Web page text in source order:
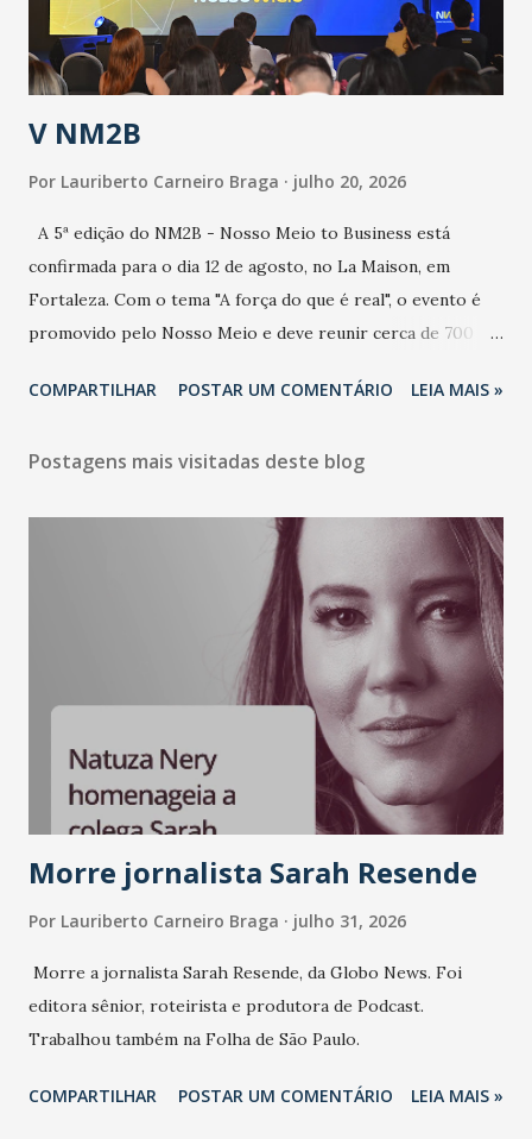
contaminação alta, podendo gerar um grande risco à
população e ao sistema de saúde. “Precisamos saber fazer a
estratificação do risco da doença, para não so...
V NM2B
Por Lauriberto Carneiro Braga julho 20, 2026
A 5ª edição do NM2B - Nosso Meio to Business está
confirmada para o dia 12 de agosto, no La Maison, em
Fortaleza. Com o tema "A força do que é real", o evento é
promovido pelo Nosso Meio e deve reunir cerca de 700
e lideranças do Mercado Nacional. Desde 2022, o NM2B
de negócios do Nordeste, reunindo profissionais de marcas
LinkedIn, VISA, Grupo 3corações, TikTok e M. Dias Branco.
A nova edição chega em um momento em que autenticidade
e consistência ganham peso nas conversas sobre marca,
liderança e estratégia. - Vivemos um momento em que todo
mundo fala muito e poucos entregam de verdade. O NM2B
sempre existiu para dar palco a quem constrói com
consistência, e nesta edição isso fica ainda mais claro.
Vamos reforçar que ser genuíno sustenta a confiança entre
marcas, pessoas e mercado", afirma Tamires So...
COMPARTILHAR POSTAR UM COMENTÁRIO LEIA MAIS »
Postagens mais visitadas deste blog
Morre jornalista Sarah Resende
Por Lauriberto Carneiro Braga julho 31, 2026
Morre a jornalista Sarah Resende, da Globo News. Foi
editora sênior, roteirista e produtora de Podcast.
Trabalhou também na Folha de São Paulo.
COMPARTILHAR POSTAR UM COMENTÁRIO LEIA MAIS »